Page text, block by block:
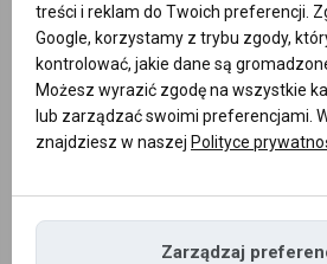
treści i reklam do Twoich preferencji.
Google, korzystamy z trybu zgody,
kontrolować, jakie dane są
Możesz wyrazić zgodę na wszystkie
lub zarządzać swoimi preferencjami.
znajdziesz w naszej Polityce
Zarządzaj